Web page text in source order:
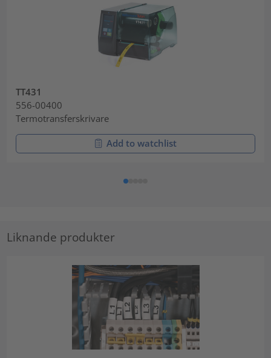
TT431
556-00400
Termotransferskrivare
Add to watchlist
Liknande produkter